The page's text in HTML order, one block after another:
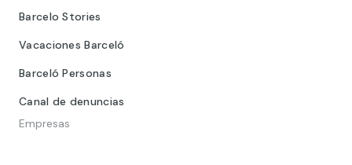
Barcelo Stories
Vacaciones Barceló
Barceló Personas
Canal de denuncias
Empresas